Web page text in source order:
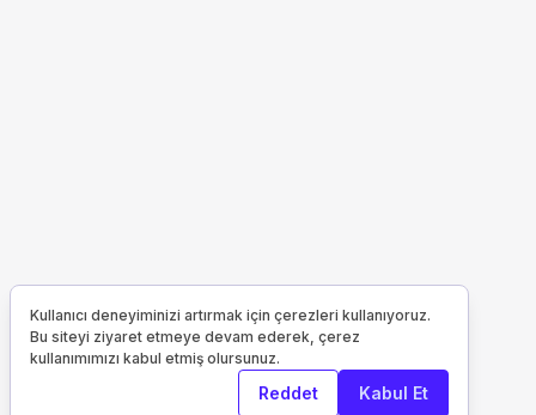
Kullanıcı deneyiminizi artırmak için çerezleri kullanıyoruz.
Bu siteyi ziyaret etmeye devam ederek, çerez
kullanımımızı kabul etmiş olursunuz.
Reddet Kabul Et